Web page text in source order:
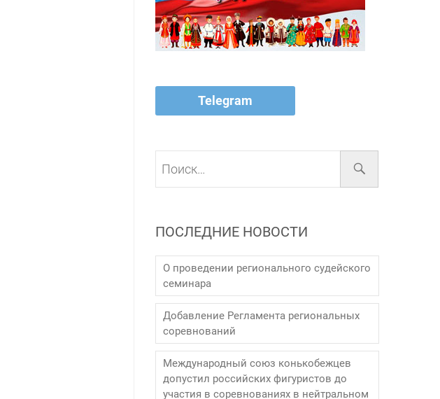
Telegram
ПОСЛЕДНИЕ НОВОСТИ
О проведении регионального судейского
семинара
Добавление Регламента региональных
соревнований
Международный союз конькобежцев
допустил российских фигуристов до
участия в соревнованиях в нейтральном